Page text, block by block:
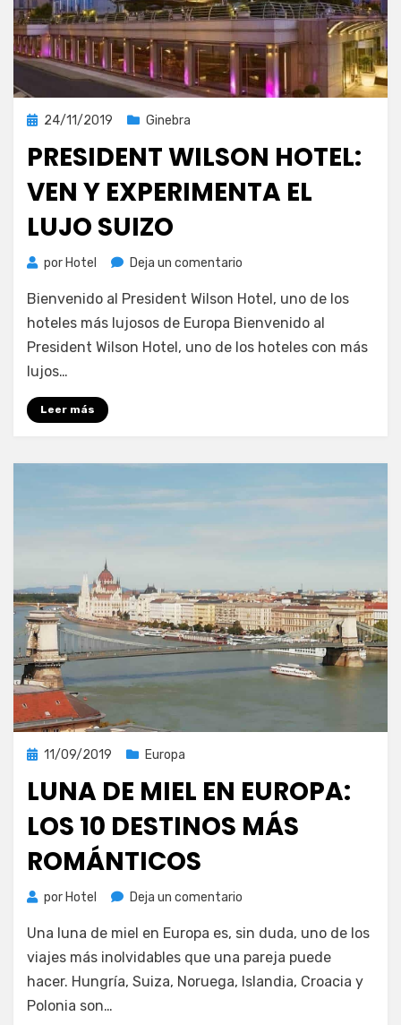
Publicada
24/11/2019 Ginebra
PRESIDENT WILSON HOTEL:
VEN Y EXPERIMENTA EL
LUJO SUIZO
por Hotel Deja un comentario
Wilson
Hotel:
Ven
Bienvenido al President Wilson Hotel, uno de los
hoteles más lujosos de Europa Bienvenido al
President Wilson Hotel, uno de los hoteles con más
lujos…
Leer más
Publicada
11/09/2019 Europa
LUNA DE MIEL EN EUROPA:
LOS 10 DESTINOS MÁS
ROMÁNTICOS
por Hotel Deja un comentario
de
miel
en
Una luna de miel en Europa es, sin duda, uno de los
viajes más inolvidables que una pareja puede
hacer. Hungría, Suiza, Noruega, Islandia, Croacia y
Polonia son…